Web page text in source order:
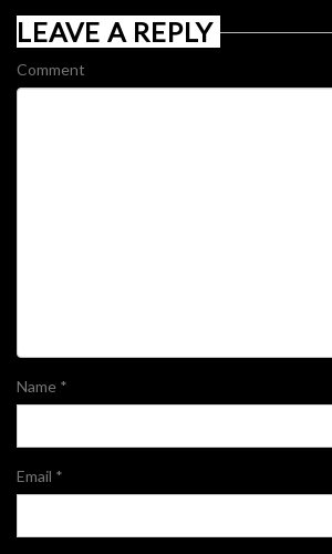
LEAVE A REPLY
Comment
Name *
Email *